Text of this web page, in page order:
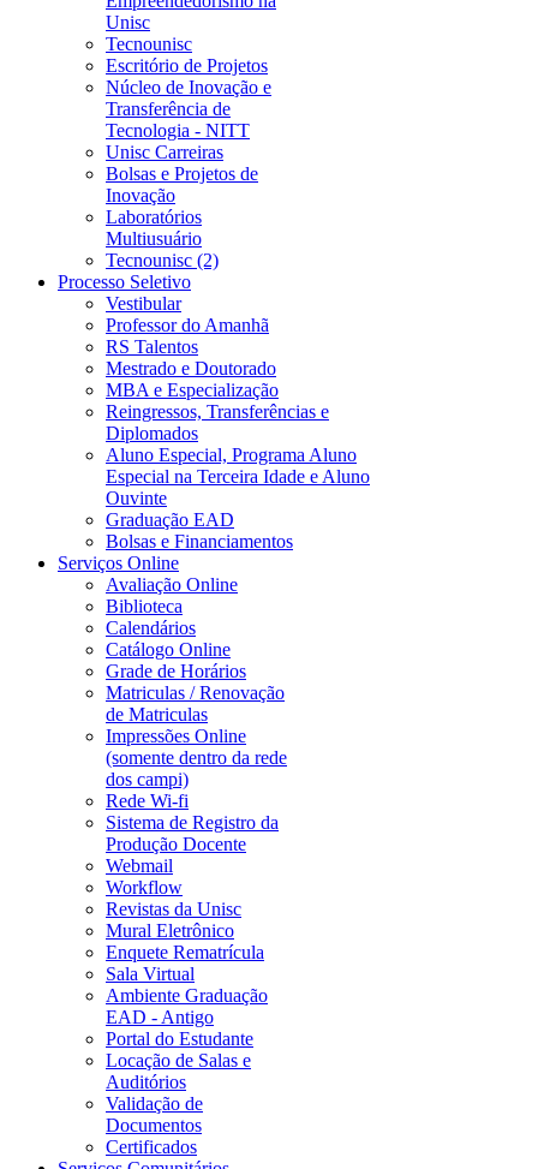
Unisc
Tecnounisc
Escritório de Projetos
Núcleo de Inovação e
Transferência de
Tecnologia - NITT
Unisc Carreiras
Bolsas e Projetos de
Inovação
Laboratórios
Multiusuário
Tecnounisc (2)
Processo Seletivo
Vestibular
Professor do Amanhã
RS Talentos
Mestrado e Doutorado
MBA e Especialização
Reingressos, Transferências e
Diplomados
Aluno Especial, Programa Aluno
Especial na Terceira Idade e Aluno
Ouvinte
Graduação EAD
Bolsas e Financiamentos
Serviços Online
Avaliação Online
Biblioteca
Calendários
Catálogo Online
Grade de Horários
Matriculas / Renovação
de Matriculas
Impressões Online
(somente dentro da rede
dos campi)
Rede Wi-fi
Sistema de Registro da
Produção Docente
Webmail
Workflow
Revistas da Unisc
Mural Eletrônico
Enquete Rematrícula
Sala Virtual
Ambiente Graduação
EAD - Antigo
Portal do Estudante
Locação de Salas e
Auditórios
Validação de
Documentos
Certificados